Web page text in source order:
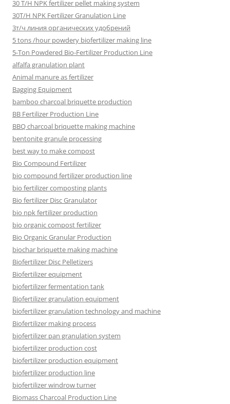
30 T/H NPK fertilizer pellet making system
30T/H NPK Fertilizer Granulation Line
3т/ч линия органических удобрений
5 tons /hour powdery biofertilizer making line
5-Ton Powdered Bio-Fertilizer Production Line
alfalfa granulation plant
Animal manure as fertilizer
Bagging Equipment
bamboo charcoal briquette production
BB Fertilizer Production Line
BBQ charcoal briquette making machine
bentonite granule processing
best way to make compost
Bio Compound Fertilizer
bio compound fertilizer production line
bio fertilizer composting plants
Bio fertilizer Disc Granulator
bio npk fertilizer production
bio organic compost fertilizer
Bio Organic Granular Production
biochar briquette making machine
Biofertilizer Disc Pelletizers
Biofertilizer equipment
biofertilizer fermentation tank
Biofertilizer granulation equipment
biofertilizer granulation technology and machine
Biofertilizer making process
biofertilizer pan granulation system
biofertilizer production cost
biofertilizer production equipment
biofertilizer production line
biofertilizer windrow turner
Biomass Charcoal Production Line